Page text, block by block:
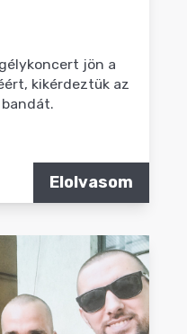
jön a
kikérdeztük az
Elolvasom